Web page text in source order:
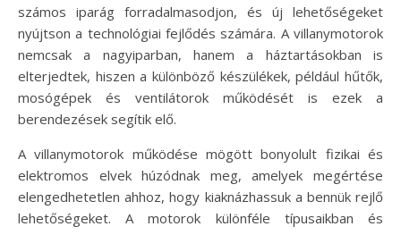
számos iparág forradalmasodjon, és új lehetőségeket
nyújtson a technológiai fejlődés számára. A villanymotorok
nemcsak a nagyiparban, hanem a háztartásokban is
elterjedtek, hiszen a különböző készülékek, például hűtők,
mosógépek és ventilátorok működését is ezek a
berendezések segítik elő.
A villanymotorok működése mögött bonyolult fizikai és
elektromos elvek húzódnak meg, amelyek megértése
elengedhetetlen ahhoz, hogy kiaknázhassuk a bennük rejlő
lehetőségeket. A motorok különféle típusaikban és